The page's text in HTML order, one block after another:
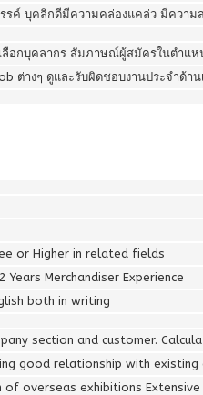
รค์ บุคลิกดีมีความคล่องแคล่ว มีความ
ลือกบุคลากร สัมภาษณ์ผู้สมัครในตำแห
ต่างๆ ดูและรับผิดชอบงานประจำด้าน
or Higher in related fields
Merchandiser Experience
both in writing
section and customer.
good relationship with existing
of overseas exhibitions